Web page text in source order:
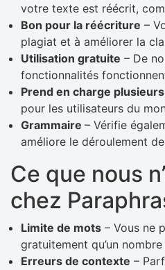
votre texte est réécrit,
Bon pour la réécriture –
plagiat et à améliorer la
Utilisation gratuite – De
fonctionnalités
Prend en charge
pour les utilisateurs du
Grammaire – Vérifie
améliore le déroulement
Ce que nous
chez
Limite de mots – Vous ne
gratuitement qu’un
Erreurs de contexte –